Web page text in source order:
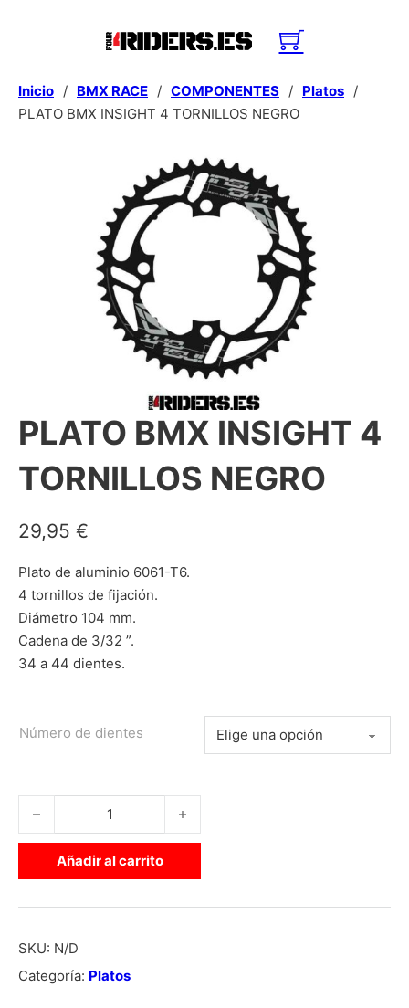
Inicio / BMX RACE / COMPONENTES / Platos /
PLATO BMX INSIGHT 4 TORNILLOS NEGRO
PLATO BMX INSIGHT 4
TORNILLOS NEGRO
29,95 €
Plato de aluminio 6061-T6.
4 tornillos de fijación.
Diámetro 104 mm.
Cadena de 3/32 ”.
34 a 44 dientes.
Número de dientes
PLATO BMX INSIGHT 4 TORNILLOS NEGRO cantidad
Añadir al carrito
SKU: N/D
Categoría: Platos